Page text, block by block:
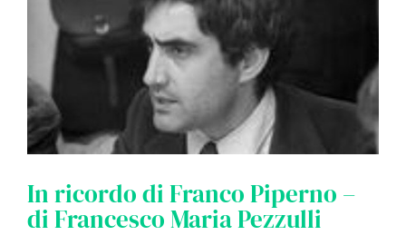
In ricordo di Franco Piperno –
di Francesco Maria Pezzulli